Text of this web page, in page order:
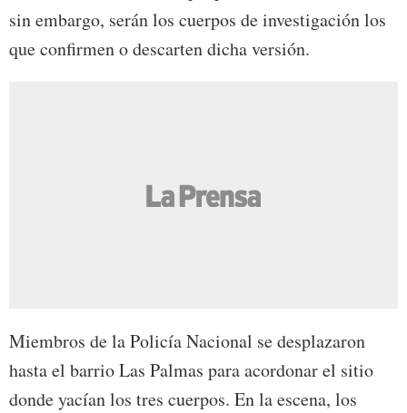
sin embargo, serán los cuerpos de investigación los
que confirmen o descarten dicha versión.
Miembros de la Policía Nacional se desplazaron
hasta el barrio Las Palmas para acordonar el sitio
donde yacían los tres cuerpos. En la escena, los